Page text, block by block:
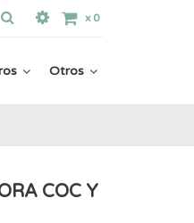
x 0
Otros
COC Y